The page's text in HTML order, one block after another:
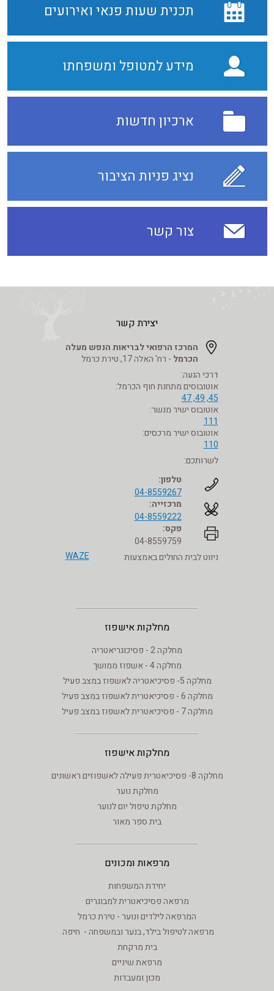
תכנית שעות פנאי ואירועים
מידע למטופל ומשפחתו
ארכיון חדשות
נציג פניות הציבור
צור קשר
יצירת קשר
המרכז הרפואי לבריאות הנפש מעלה
הכרמל - רח' האלה 17, טירת כרמל
דרכי הגעה:
אוטובוסים מתחנת חוף הכרמל:
45, 49, 47
אוטובוס ישיר מנשר:
111
אוטובוס ישיר מרכסים:
110
לשרותכם:
טלפון:
04-8559267
מרכזייה:
04-8559222
פקס:
04-8559759
ניווט לבית החולים באמצעות
WAZE
מחלקות אישפוז
מחלקה 2 - פסיכוגריאטריה
מחלקה 4 - אשפוז ממושך
מחלקה 5- פסיכיאטריה לאשפוז במצב פעיל
מחלקה 6 - פסיכיאטרית לאשפוז במצב פעיל
מחלקה 7 - פסיכיאטרית לאשפוז במצב פעיל
מחלקות אישפוז
מחלקה 8- פסיכיאטרית פעילה לאשפוזים ראשונים
מחלקת נוער
מחלקת טיפול יום לנוער
בית ספר מאור
מרפאות ומכונים
יחידת המשפחות
מרפאה פסיכיאטרית למבוגרים
המרפאה לילדים ונוער - טירת כרמל
מרפאה לטיפול בילד, בנער ובמשפחה - חיפה
בית מרקחת
מרפאת שיניים
מכון ומעבדות